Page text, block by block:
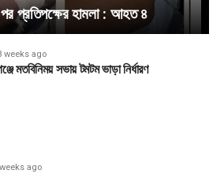
প্রতিপক্ষের হামলা : আহত ৪
weeks ago
মতবিনিময় সভায় টমটম ভাড়া নির্ধারণ
ago